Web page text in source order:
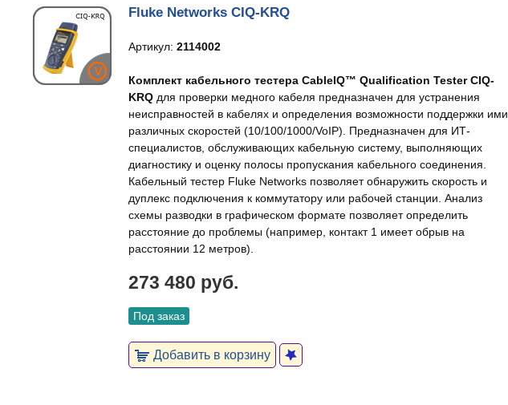
Fluke Networks CIQ-KRQ
Артикул:2114002
Комплект кабельного тестера CableIQ™ Qualification Tester CIQ-
KRQ для проверки медного кабеля предназначен для устранения
неисправностей в кабелях и определения возможности поддержки ими
различных скоростей (10/100/1000/VoIP). Предназначен для ИТ-
специалистов, обслуживающих кабельную систему, выполняющих
диагностику и оценку полосы пропускания кабельного соединения.
Кабельный тестер Fluke Networks позволяет обнаружить скорость и
дуплекс подключения к коммутатору или рабочей станции. Анализ
схемы разводки в графическом формате позволяет определить
расстояние до проблемы (например, контакт 1 имеет обрыв на
расстоянии 12 метров).
273 480 руб.
Под заказ
Добавить в корзину